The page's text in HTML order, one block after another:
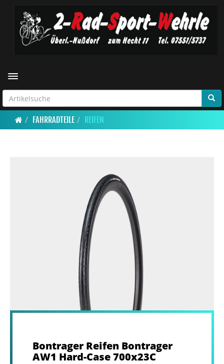
Toggle navigation
FAHRRADTEILE REIFEN
Bontrager Reifen Bontrager
AW1 Hard-Case 700x23C